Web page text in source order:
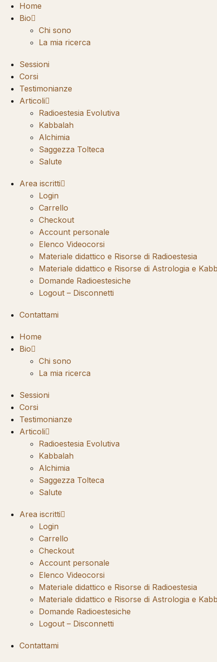
contenuto
Home
Bio
Chi sono
La mia ricerca
Sessioni
Corsi
Testimonianze
Articoli
Radioestesia Evolutiva
Kabbalah
Alchimia
Saggezza Tolteca
Salute
Area iscritti
Login
Carrello
Checkout
Account personale
Elenco Videocorsi
Materiale didattico e Risorse di Radioestesia
Materiale didattico e Risorse di Astrologia e
Domande Radioestesiche
Logout – Disconnetti
Contattami
Home
Bio
Chi sono
La mia ricerca
Sessioni
Corsi
Testimonianze
Articoli
Radioestesia Evolutiva
Kabbalah
Alchimia
Saggezza Tolteca
Salute
Area iscritti
Login
Carrello
Checkout
Account personale
Elenco Videocorsi
Materiale didattico e Risorse di Radioestesia
Materiale didattico e Risorse di Astrologia e
Domande Radioestesiche
Logout – Disconnetti
Contattami